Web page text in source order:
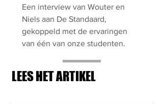
Een interview van Wouter en
Niels aan De Standaard,
gekoppeld met de ervaringen
van één van onze studenten.
LEES HET ARTIKEL